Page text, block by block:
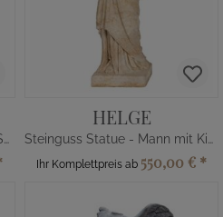
Abbildung eines Heiligen mit Sockel
HELGE
Steinguss Statue - Mann mit Kind
Ihr Komplettpreis ab 550,00 € *